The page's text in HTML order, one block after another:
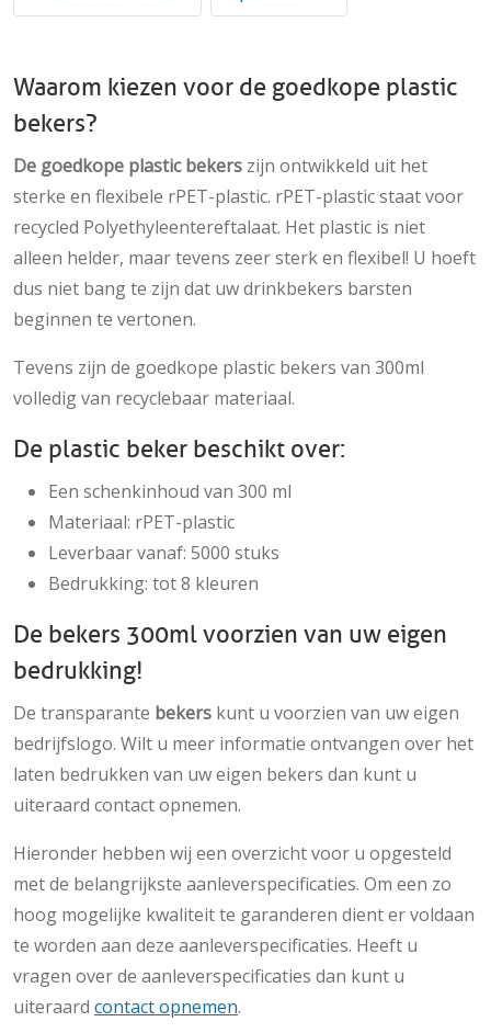
Waarom kiezen voor de goedkope plastic
bekers?
De goedkope plastic bekers zijn ontwikkeld uit het
sterke en flexibele rPET-plastic. rPET-plastic staat voor
recycled Polyethyleentereftalaat. Het plastic is niet
alleen helder, maar tevens zeer sterk en flexibel! U hoeft
dus niet bang te zijn dat uw drinkbekers barsten
beginnen te vertonen.
Tevens zijn de goedkope plastic bekers van 300ml
volledig van recyclebaar materiaal.
De plastic beker beschikt over:
Een schenkinhoud van 300 ml
Materiaal: rPET-plastic
Leverbaar vanaf: 5000 stuks
Bedrukking: tot 8 kleuren
De bekers 300ml voorzien van uw eigen
bedrukking!
De transparante bekers kunt u voorzien van uw eigen
bedrijfslogo. Wilt u meer informatie ontvangen over het
laten bedrukken van uw eigen bekers dan kunt u
uiteraard contact opnemen.
Hieronder hebben wij een overzicht voor u opgesteld
met de belangrijkste aanleverspecificaties. Om een zo
hoog mogelijke kwaliteit te garanderen dient er voldaan
te worden aan deze aanleverspecificaties. Heeft u
vragen over de aanleverspecificaties dan kunt u
uiteraard contact opnemen.